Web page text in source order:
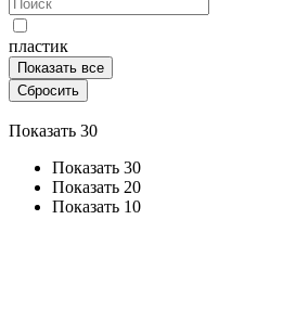
пластик
Показать все
Сбросить
Показать 30
Показать 30
Показать 20
Показать 10